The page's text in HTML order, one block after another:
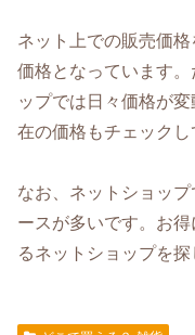
ネット上での販売価
価格となっています
ップでは日々価格が
在の価格もチェックし
なお、ネットショッ
ースが多いです。お
るネットショップを探